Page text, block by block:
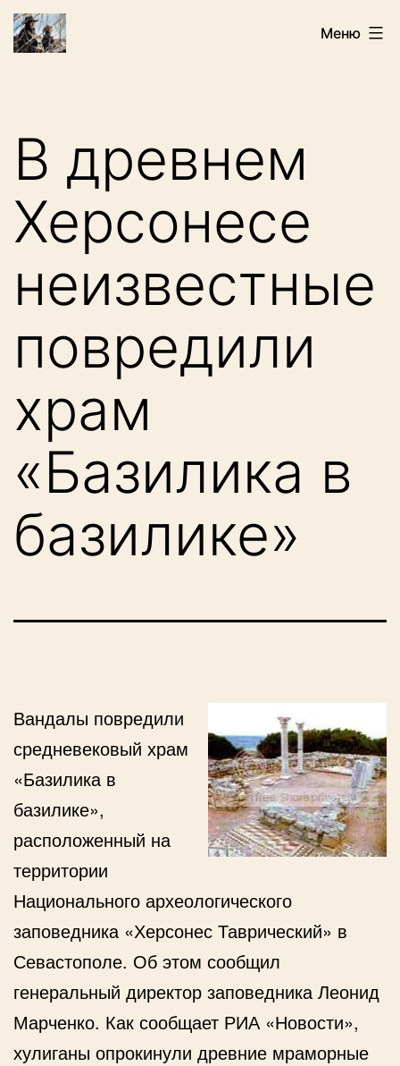
Перейти
Искатели Меню
В древнем
Херсонесе
неизвестные
повредили
храм
«Базилика в
базилике»
Вандалы повредили
средневековый храм
«Базилика в
базилике»,
расположенный на
территории
Национального археологического
заповедника «Херсонес Таврический» в
Севастополе. Об этом сообщил
генеральный директор заповедника Леонид
Марченко. Как сообщает РИА «Новости»,
хулиганы опрокинули древние мраморные